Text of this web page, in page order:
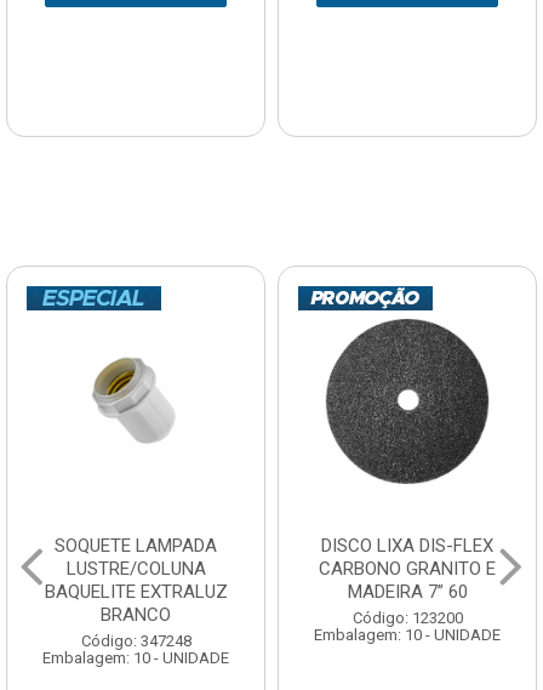
SOQUETE LAMPADA
LUSTRE/COLUNA
BAQUELITE EXTRALUZ
BRANCO
Código: 347248
Embalagem: 10 - UNIDADE
DISCO LIXA DIS-FLEX
CARBONO GRANITO E
MADEIRA 7” 60
Código: 123200
Embalagem: 10 - UNIDADE